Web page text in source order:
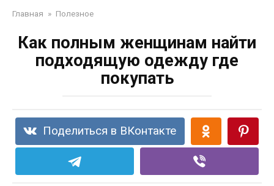
Главная » Полезное
Как полным женщинам найти
подходящую одежду где
покупать
Поделиться в ВКонтакте